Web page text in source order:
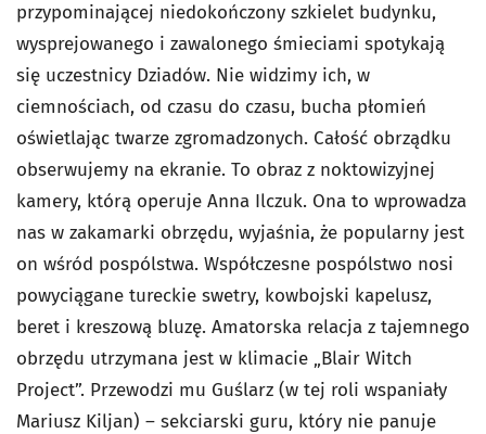
przypominającej niedokończony szkielet budynku,
wysprejowanego i zawalonego śmieciami spotykają
się uczestnicy Dziadów. Nie widzimy ich, w
ciemnościach, od czasu do czasu, bucha płomień
oświetlając twarze zgromadzonych. Całość obrządku
obserwujemy na ekranie. To obraz z noktowizyjnej
kamery, którą operuje Anna Ilczuk. Ona to wprowadza
nas w zakamarki obrzędu, wyjaśnia, że popularny jest
on wśród pospólstwa. Współczesne pospólstwo nosi
powyciągane tureckie swetry, kowbojski kapelusz,
beret i kreszową bluzę. Amatorska relacja z tajemnego
obrzędu utrzymana jest w klimacie „Blair Witch
Project”. Przewodzi mu Guślarz (w tej roli wspaniały
Mariusz Kiljan) – sekciarski guru, który nie panuje